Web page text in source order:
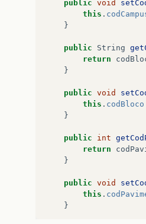
public void
this .
}
public String
return
}
public void
this . codBloco
}
public int
return
}
public void
this .
}